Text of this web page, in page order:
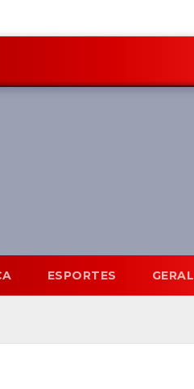
ESPORTES GERAL